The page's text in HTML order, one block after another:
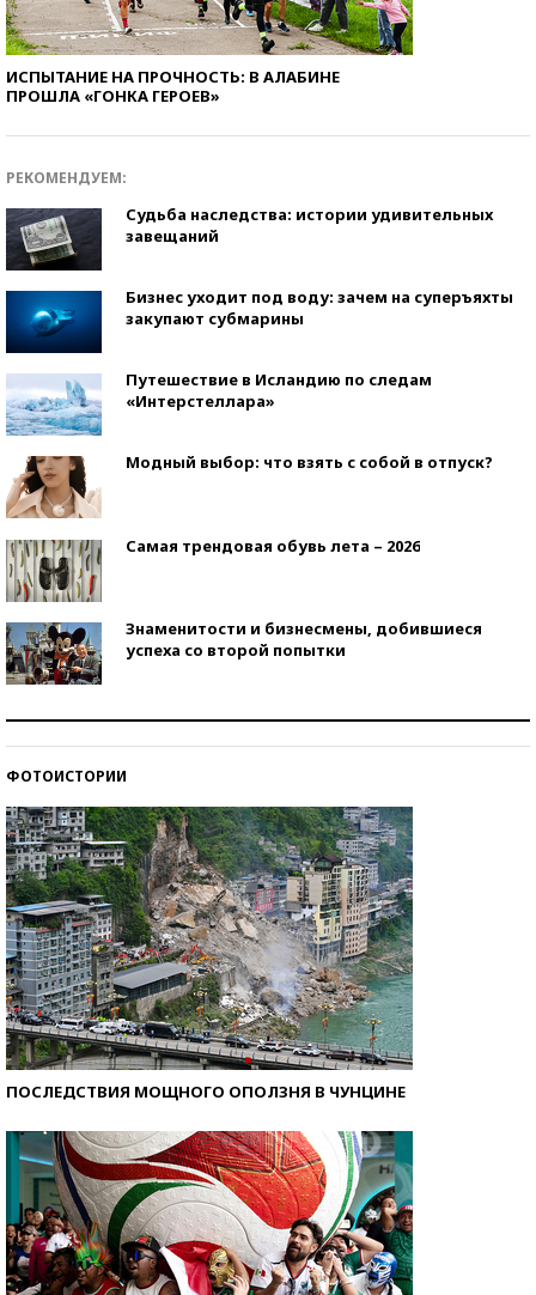
ИСПЫТАНИЕ НА ПРОЧНОСТЬ: В АЛАБИНЕ
ПРОШЛА «ГОНКА ГЕРОЕВ»
РЕКОМЕНДУЕМ:
Судьба наследства: истории удивительных
завещаний
Бизнес уходит под воду: зачем на суперъяхты
закупают субмарины
Путешествие в Исландию по следам
«Интерстеллара»
Модный выбор: что взять с собой в отпуск?
Самая трендовая обувь лета – 2026
Знаменитости и бизнесмены, добившиеся
успеха со второй попытки
ФОТОИСТОРИИ
ПОСЛЕДСТВИЯ МОЩНОГО ОПОЛЗНЯ В ЧУНЦИНЕ